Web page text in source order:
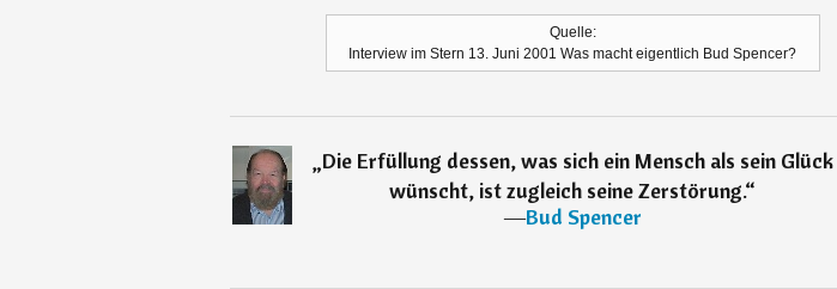
Quelle:
Interview im Stern 13. Juni 2001 Was macht eigentlich Bud Spencer?
„Die Erfüllung dessen, was sich ein Mensch als sein Glück
wünscht, ist zugleich seine Zerstörung.“
―Bud Spencer